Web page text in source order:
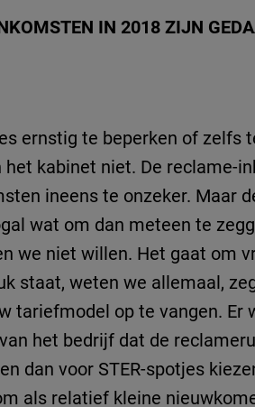
IN 2018 ZIJN
ernstig te beperken of zelfs
kabinet niet. De reclame-
ineens te onzeker. Maar
wat om dan meteen te
we niet willen. Het gaat om
staat, weten we allemaal,
tariefmodel op te vangen. Er
het bedrijf dat de
dan voor STER-spotjes
als relatief kleine